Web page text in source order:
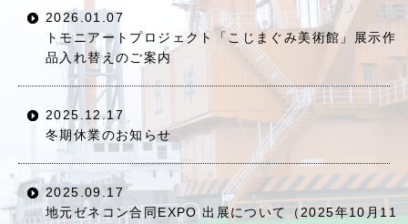
2026.01.07
トモニアートプロジェクト「こじまぐみ美術館」展示作
品入れ替えのご案内
2025.12.17
冬期休業のお知らせ
2025.09.17
地元ゼネコン合同EXPO 出展について（2025年10月11